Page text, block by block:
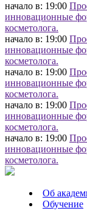
начало в: 19:00
инновационные
косметолога.
начало в: 19:00
инновационные
косметолога.
начало в: 19:00
инновационные
косметолога.
начало в: 19:00
инновационные
косметолога.
начало в: 19:00
инновационные
косметолога.
Об
Обучение